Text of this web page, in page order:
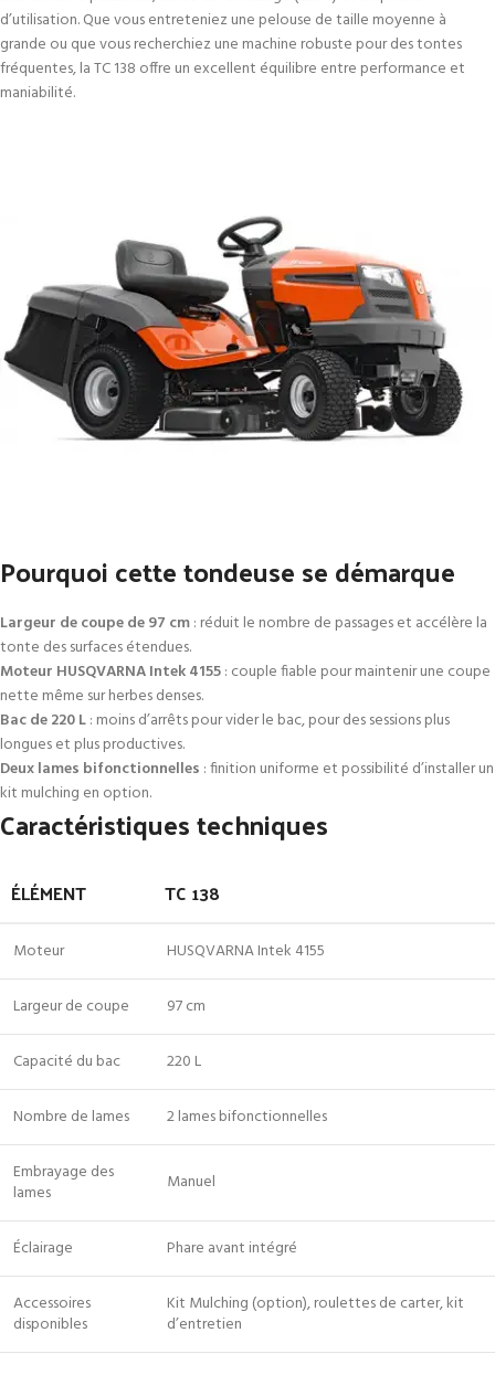
d’utilisation. Que vous entreteniez une pelouse de taille moyenne à
grande ou que vous recherchiez une machine robuste pour des tontes
fréquentes, la TC 138 offre un excellent équilibre entre performance et
maniabilité.
Pourquoi cette tondeuse se démarque
Largeur de coupe de 97 cm: réduit le nombre de passages et accélère la
tonte des surfaces étendues.
Moteur HUSQVARNA Intek 4155: couple fiable pour maintenir une coupe
nette même sur herbes denses.
Bac de 220 L: moins d’arrêts pour vider le bac, pour des sessions plus
longues et plus productives.
Deux lames bifonctionnelles : finition uniforme et possibilité d’installer un
kit mulching en option.
Caractéristiques techniques
ÉLÉMENT TC 138
Moteur HUSQVARNA Intek 4155
Largeur de coupe 97 cm
Capacité du bac 220 L
Nombre de lames 2 lames bifonctionnelles
Embrayage des
lames
Manuel
Éclairage Phare avant intégré
Accessoires
disponibles
Kit Mulching (option), roulettes de carter, kit
d’entretien